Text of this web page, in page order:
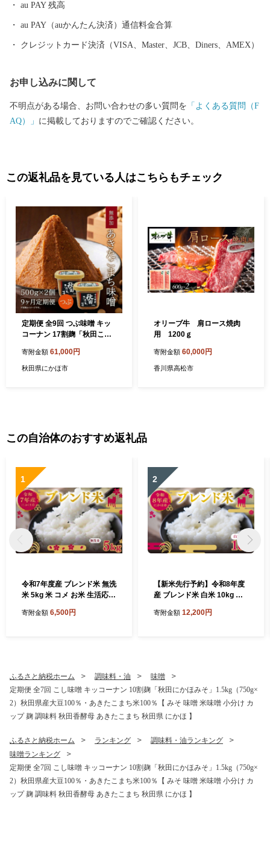
au PAY 残高
au PAY（auかんたん決済）通信料金合算
クレジットカード決済（VISA、Master、JCB、Diners、AMEX）
お申し込みに関して
不明点がある場合、お問い合わせの多い質問を 「よくある質問（F
AQ）」 に掲載しておりますのでご確認ください。
この返礼品を見ている人はこちらもチェック
定期便 全9回 つぶ味噌 キッ
コーナン 17割麹「秋田こま
田県産大豆100％・あきたこ
まち米100％・天日塩・糀2
寄附金額 61,000円
秋田県にかほ市
オリーブ牛 肩ロース焼肉
用 1200ｇ
寄附金額 60,000円
香川県高松市
この自治体のおすすめ返礼品
1
令和7年度産 ブレンド米 無洗
米 5kg 米 コメ お米 生活応援
産 秋田 にかほ
寄附金額 6,500円
2
【新米先行予約】令和8年度
産 ブレンド米 白米 10kg 精
おこめ ご飯 ごはん 秋田県産
寄附金額 12,200円
ふるさと納税ホーム 調味料・油
味噌
定期便 全7回 こし味噌 キッコーナン 10割麹「秋田にかほみそ」1.5kg（750g×
2）秋田県産大豆100％・あきたこまち米100％【 みそ 味噌 米味噌 小分け カ
ップ 麹 調味料 秋田香酵母 あきたこまち 秋田県 にかほ 】
ふるさと納税ホーム ランキング
調味料・油ランキング
味噌ランキング
定期便 全7回 こし味噌 キッコーナン 10割麹「秋田にかほみそ」1.5kg（750g×
2）秋田県産大豆100％・あきたこまち米100％【 みそ 味噌 米味噌 小分け カ
ップ 麹 調味料 秋田香酵母 あきたこまち 秋田県 にかほ 】